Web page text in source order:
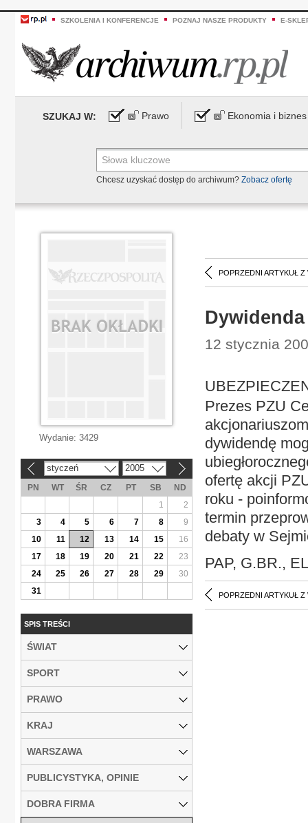
SZKOLENIA I KONFERENCJE POZNAJ NASZE PRODUKTY E-
SZUKAJ W: Prawo Ekonomia i biznes
Chcesz uzyskać dostęp do archiwum? Zobacz ofertę
POPRZEDNI ARTYKUŁ Z
Dywidenda
12 stycznia
Prezes PZU
dywidendę
ofertę akcji
roku -
termin
debaty w
PAP, G.BR., EL
POPRZEDNI ARTYKUŁ Z
Wydanie: 3429
styczeń 2005
PN WT ŚR CZ PT SB
ND
1
2
3
4 5 6 7 8
9
10
11 12 13 14 15
16
17
18 19 20 21 22
23
24
25 26 27 28 29
30
31
SPIS TREŚCI
ŚWIAT
SPORT
PRAWO
KRAJ
WARSZAWA
PUBLICYSTYKA, OPINIE
DOBRA FIRMA